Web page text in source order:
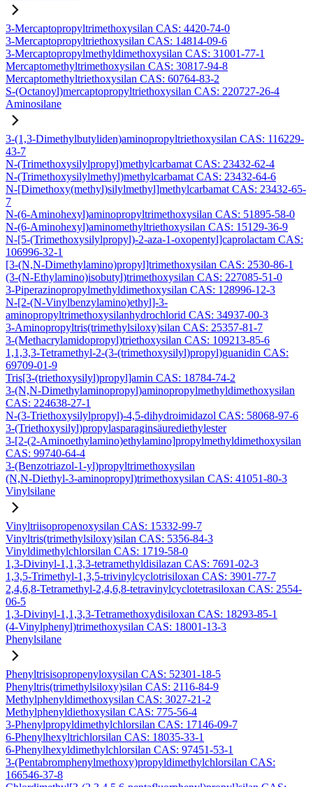
3-Mercaptopropyltrimethoxysilan CAS: 4420-74-0
3-Mercaptopropyltriethoxysilan CAS: 14814-09-6
3-Mercaptopropylmethyldimethoxysilan CAS: 31001-77-1
Mercaptomethyltrimethoxysilan CAS: 30817-94-8
Mercaptomethyltriethoxysilan CAS: 60764-83-2
S-(Octanoyl)mercaptopropyltriethoxysilan CAS: 220727-26-4
Aminosilane
3-(1,3-Dimethylbutyliden)aminopropyltriethoxysilan CAS: 116229-
43-7
N-(Trimethoxysilylpropyl)methylcarbamat CAS: 23432-62-4
N-(Trimethoxysilylmethyl)methylcarbamat CAS: 23432-64-6
N-[Dimethoxy(methyl)silylmethyl]methylcarbamat CAS: 23432-65-
7
N-(6-Aminohexyl)aminopropyltrimethoxysilan CAS: 51895-58-0
N-(6-Aminohexyl)aminomethyltriethoxysilan CAS: 15129-36-9
N-[5-(Trimethoxysilylpropyl)-2-aza-1-oxopentyl]caprolactam CAS:
106996-32-1
[3-(N,N-Dimethylamino)propyl]trimethoxysilan CAS: 2530-86-1
(3-(N-Ethylamino)isobutyl)trimethoxysilan CAS: 227085-51-0
3-Piperazinopropylmethyldimethoxysilan CAS: 128996-12-3
N-[2-(N-Vinylbenzylamino)ethyl]-3-
aminopropyltrimethoxysilanhydrochlorid CAS: 34937-00-3
3-Aminopropyltris(trimethylsiloxy)silan CAS: 25357-81-7
3-(Methacrylamidopropyl)triethoxysilan CAS: 109213-85-6
1,1,3,3-Tetramethyl-2-(3-(trimethoxysilyl)propyl)guanidin CAS:
69709-01-9
Tris[3-(triethoxysilyl)propyl]amin CAS: 18784-74-2
3-(N,N-Dimethylaminopropyl)aminopropylmethyldimethoxysilan
CAS: 224638-27-1
N-(3-Triethoxysilylpropyl)-4,5-dihydroimidazol CAS: 58068-97-6
3-(Triethoxysilyl)propylasparaginsäurediethylester
3-[2-(2-Aminoethylamino)ethylamino]propylmethyldimethoxysilan
CAS: 99740-64-4
3-(Benzotriazol-1-yl)propyltrimethoxysilan
(N,N-Diethyl-3-aminopropyl)trimethoxysilan CAS: 41051-80-3
Vinylsilane
Vinyltriisopropenoxysilan CAS: 15332-99-7
Vinyltris(trimethylsiloxy)silan CAS: 5356-84-3
Vinyldimethylchlorsilan CAS: 1719-58-0
1,3-Divinyl-1,1,3,3-tetramethyldisilazan CAS: 7691-02-3
1,3,5-Trimethyl-1,3,5-trivinylcyclotrisiloxan CAS: 3901-77-7
2,4,6,8-Tetramethyl-2,4,6,8-tetravinylcyclotetrasiloxan CAS: 2554-
06-5
1,3-Divinyl-1,1,3,3-Tetramethoxydisiloxan CAS: 18293-85-1
(4-Vinylphenyl)trimethoxysilan CAS: 18001-13-3
Phenylsilane
Phenyltrisisopropenyloxysilan CAS: 52301-18-5
Phenyltris(trimethylsiloxy)silan CAS: 2116-84-9
Methylphenyldimethoxysilan CAS: 3027-21-2
Methylphenyldiethoxysilan CAS: 775-56-4
3-Phenylpropyldimethylchlorsilan CAS: 17146-09-7
6-Phenylhexyltrichlorsilan CAS: 18035-33-1
6-Phenylhexyldimethylchlorsilan CAS: 97451-53-1
3-(Pentabromphenylmethoxy)propyldimethylchlorsilan CAS:
166546-37-8